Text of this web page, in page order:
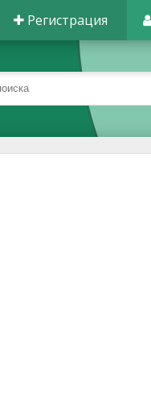
Регистрация